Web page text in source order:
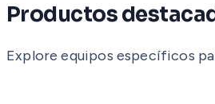
Productos
Explore equipos específicos